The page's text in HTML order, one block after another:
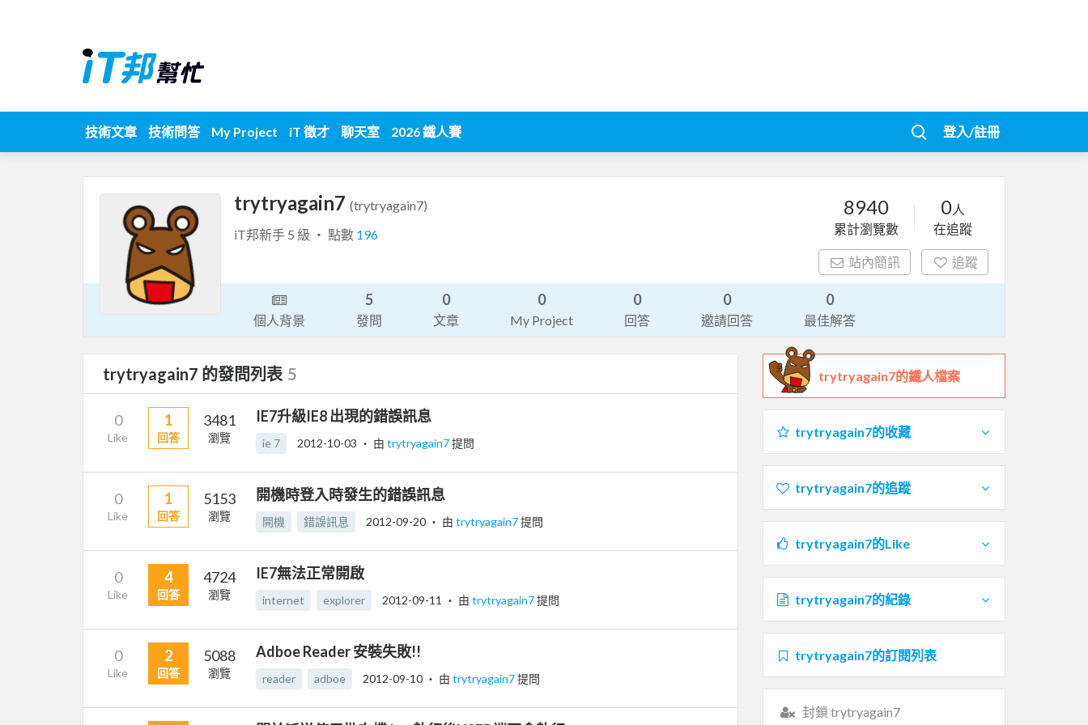
技術文章 技術問答 My Project iT 徵才 聊天室 2026 鐵人賽 登入/註冊
trytryagain7 (trytryagain7)
iT邦新手 5 級 ‧ 點數 196
8940
累計瀏覽數
0人
在追蹤
站內簡訊 追蹤
個人背景
5
發問
0
文章
0
My Project
0
回答
0
邀請回答
0
最佳解答
trytryagain7 的發問列表 5
0
Like
1
回答
3481
瀏覽
IE7升級IE8 出現的錯誤訊息
ie 7 2012-10-03 ‧ 由 trytryagain7提問
0
Like
1
回答
5153
瀏覽
開機時登入時發生的錯誤訊息
開機 錯誤訊息 2012-09-20 ‧ 由 trytryagain7提問
0
Like
4
回答
4724
瀏覽
IE7無法正常開啟
internet explorer 2012-09-11 ‧ 由 trytryagain7提問
0
Like
2
回答
5088
瀏覽
Adboe Reader 安裝失敗!!
reader adboe 2012-09-10 ‧ 由 trytryagain7提問
trytryagain7的鐵人檔案
trytryagain7的收藏
trytryagain7的追蹤
trytryagain7的Like
trytryagain7的紀錄
trytryagain7的訂閱列表
封鎖 trytryagain7